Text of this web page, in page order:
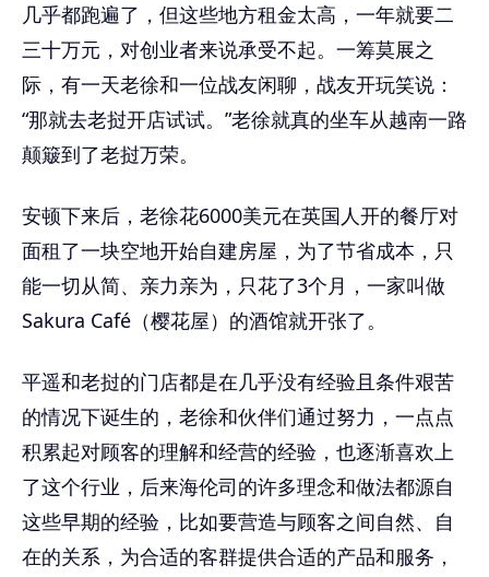
几乎都跑遍了，但这些地方租金太高，一年就要二
三十万元，对创业者来说承受不起。一筹莫展之
际，有一天老徐和一位战友闲聊，战友开玩笑说：
“那就去老挝开店试试。”老徐就真的坐车从越南一路
颠簸到了老挝万荣。
安顿下来后，老徐花6000美元在英国人开的餐厅对
面租了一块空地开始自建房屋，为了节省成本，只
能一切从简、亲力亲为，只花了3个月，一家叫做
Sakura Café（樱花屋）的酒馆就开张了。
平遥和老挝的门店都是在几乎没有经验且条件艰苦
的情况下诞生的，老徐和伙伴们通过努力，一点点
积累起对顾客的理解和经营的经验，也逐渐喜欢上
了这个行业，后来海伦司的许多理念和做法都源自
这些早期的经验，比如要营造与顾客之间自然、自
在的关系，为合适的客群提供合适的产品和服务，